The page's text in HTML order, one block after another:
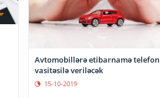
Avtomobillərə etibarnamə telefon
vasitəsilə veriləcək
15-10-2019